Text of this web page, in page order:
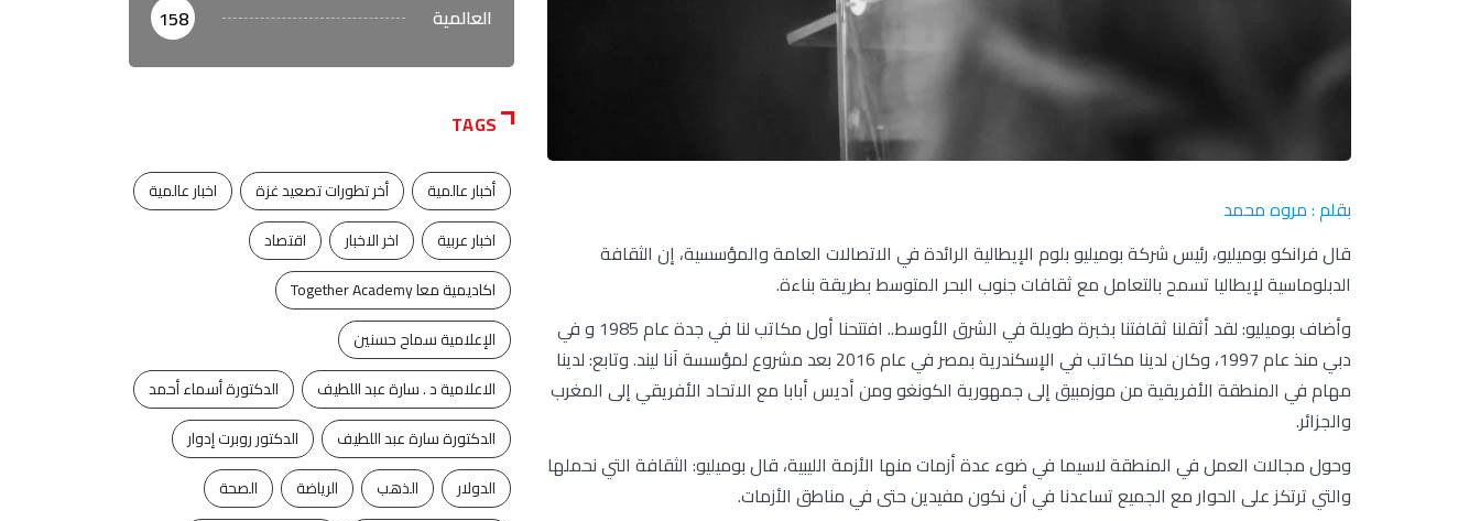
بقلم : مروه محمد
قال فرانكو بوميليو، رئيس شركة بوميليو بلوم الإيطالية الرائدة في الاتصالات العامة والمؤسسية، إن الثقافة
الدبلوماسية لإيطاليا تسمح بالتعامل مع ثقافات جنوب البحر المتوسط بطريقة بناءة.
وأضاف بوميليو: لقد أثقلنا ثقافتنا بخبرة طويلة في الشرق الأوسط.. افتتحنا أول مكاتب لنا في جدة عام 1985 و في
دبي منذ عام 1997، وكان لدينا مكاتب في الإسكندرية بمصر في عام 2016 بعد مشروع لمؤسسة آنا ليند. وتابع: لدينا
مهام في المنطقة الأفريقية من موزمبيق إلى جمهورية الكونغو ومن أديس أبابا مع الاتحاد الأفريقي إلى المغرب
والجزائر.
وحول مجالات العمل في المنطقة لاسيما في ضوء عدة أزمات منها الأزمة الليبية، قال بوميليو: الثقافة التي نحملها
والتي ترتكز على الحوار مع الجميع تساعدنا في أن نكون مفيدين حتى في مناطق الأزمات.
العالمية 158
TAGS
أخبار عالمية أخر تطورات تصعيد غزة
اخبار عالمية
اخبار عربية
اخر الاخبار
اقتصاد
اكاديمية معا Together Academy
الإعلامية سماح حسنين
الاعلامية د . سارة عبد اللطيف
الدكتورة أسماء أحمد
الدكتورة سارة عبد اللطيف
الدكتور روبرت إدوار
الدولار
الذهب الرياضة
الصحة